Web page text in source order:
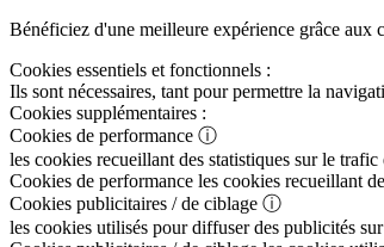
Bénéficiez d'une meilleure expérience grâce aux
Cookies essentiels et fonctionnels :
Ils sont nécessaires, tant pour permettre la
Cookies supplémentaires :
Cookies de performance ⓘ
les cookies recueillant des statistiques sur le
Cookies de performance les cookies recueillant
Cookies publicitaires / de ciblage ⓘ
les cookies utilisés pour diffuser des publicités